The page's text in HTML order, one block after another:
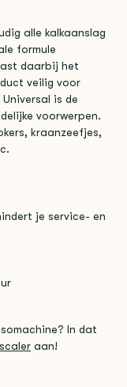
alle kalkaanslag
formule
daarbij het
veilig voor
is de
voorwerpen.
kraanzeefjes,
je service- en
In dat
aan!